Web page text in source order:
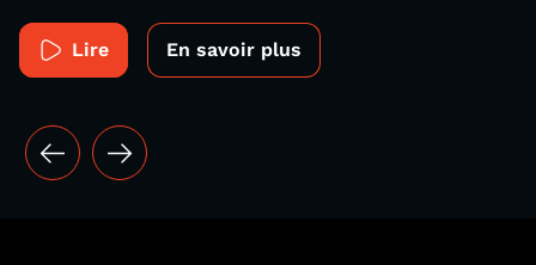
Lire En savoir plus